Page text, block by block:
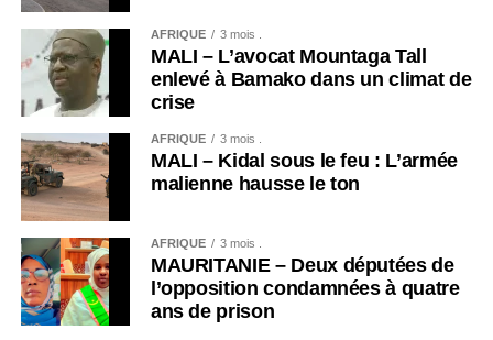
AFRIQUE 3 mois .
MALI – L’avocat Mountaga Tall
enlevé à Bamako dans un climat de
crise
AFRIQUE 3 mois .
MALI – Kidal sous le feu : L’armée
malienne hausse le ton
AFRIQUE 3 mois .
MAURITANIE – Deux députées de
l’opposition condamnées à quatre
ans de prison